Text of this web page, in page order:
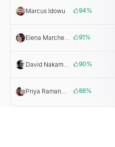
Marcus Idowu 94%
Elena Marchetti 91%
David Nakamura 90%
Priya Ramanathan 88%